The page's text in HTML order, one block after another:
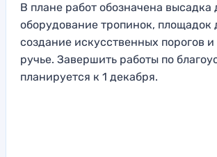
В плане работ обозначена высадка
оборудование тропинок, площадок
создание искусственных порогов
ручье. Завершить работы по
планируется к 1 декабря.